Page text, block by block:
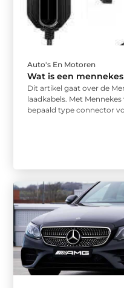
Auto's En Motoren
Wat is een
Dit artikel gaat over de
laadkabels. Met
bepaald type connector